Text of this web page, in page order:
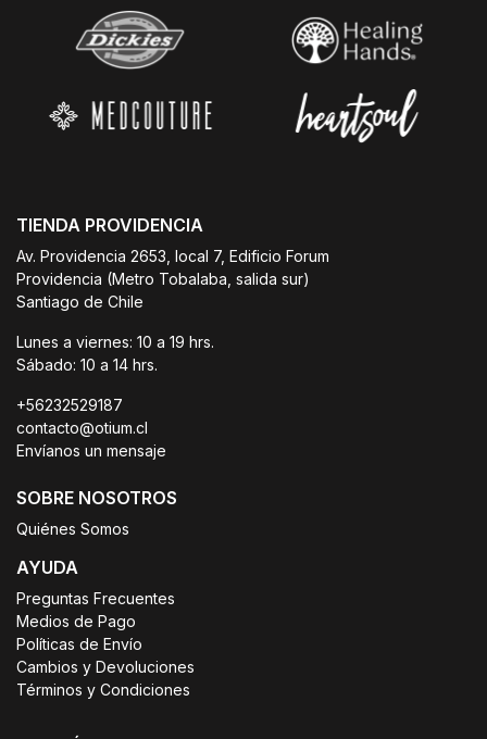
TIENDA PROVIDENCIA
Av. Providencia 2653, local 7, Edificio Forum
Providencia (Metro Tobalaba, salida sur)
Santiago de Chile
Lunes a viernes: 10 a 19 hrs.
Sábado: 10 a 14 hrs.
+56232529187
contacto@otium.cl
Envíanos un mensaje
SOBRE NOSOTROS
Quiénes Somos
AYUDA
Preguntas Frecuentes
Medios de Pago
Políticas de Envío
Cambios y Devoluciones
Términos y Condiciones